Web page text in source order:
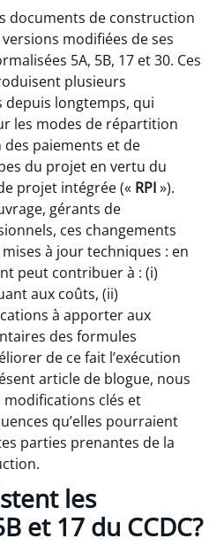
documents de construction
modifiées de ses
5A, 5B, 17 et 30. Ces
plusieurs
longtemps, qui
les modes de répartition
paiements et de
du projet en vertu du
projet intégrée (« RPI»).
gérants de
ces changements
à jour techniques : en
peut contribuer à : (i)
aux coûts, (ii)
à apporter aux
des formules
de ce fait l’exécution
article de blogue, nous
clés et
qu’elles pourraient
parties prenantes de la
les
et 17 du CCDC?